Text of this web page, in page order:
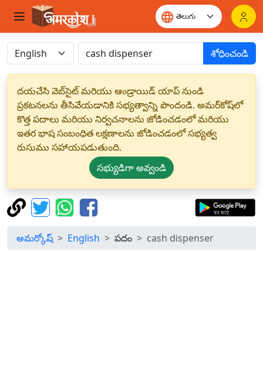
శోధించండి
దయచేసి వెబ్‌సైట్ మరియు ఆండ్రాయిడ్ యాప్ నుండి
ప్రకటనలను తీసివేయడానికి సభ్యత్వాన్ని పొందండి. అమర్‌కోష్‌లో
కొత్త పదాలు మరియు నిర్వచనాలను జోడించడంలో మరియు
ఇతర భాష సంబంధిత లక్షణాలను జోడించడంలో సభ్యత్వ
రుసుము సహాయపడుతుంది.
సభ్యుడిగా అవ్వండి
అమర్కోష్ English పదం cash dispenser